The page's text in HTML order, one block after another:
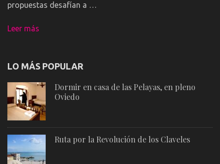
propuestas desafían a …
Leer más
LO MÁS POPULAR
Dormir en casa de las Pelayas, en pleno
Oviedo
Ruta por la Revolución de los Claveles